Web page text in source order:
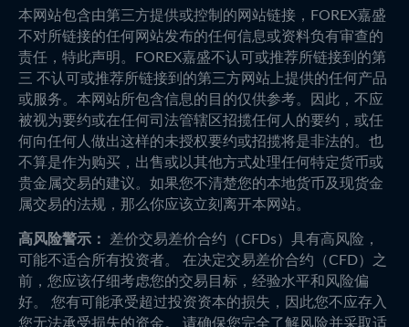
本网站包含由第三方提供或控制的网站链接，FOREX嘉盛
不对所链接的任何网站发布的任何信息或资料负有审查的
责任，特此声明。FOREX嘉盛不认可或推荐所链接到的第
三 不认可或推荐所链接到的第三方网站上提供的任何产品
或服务。本网站所包含信息的目的仅供参考。因此，不应
被视为要约或在任何司法管辖区招揽任何人的要约，或任
何向任何人做出这样的未授权要约或招揽将是非法的。也
不算是作为购买，出售或以其他方式处理任何特定货币或
贵金属交易的建议。如果您不清楚您的本地货币及现货金
属交易的法规，那么你应该立刻离开本网站。
高风险警示：
差价交易差价合约（CFDs）具有高风险，
可能不适合所有投资者。 在决定交易差价合约（CFD）之
前，您应该仔细考虑您的交易目标，经验水平和风险偏
好。 您有可能承受超过投资资本的损失，因此您不应存入
您无法承受损失的资金。 请确保您完全了解风险并采取适